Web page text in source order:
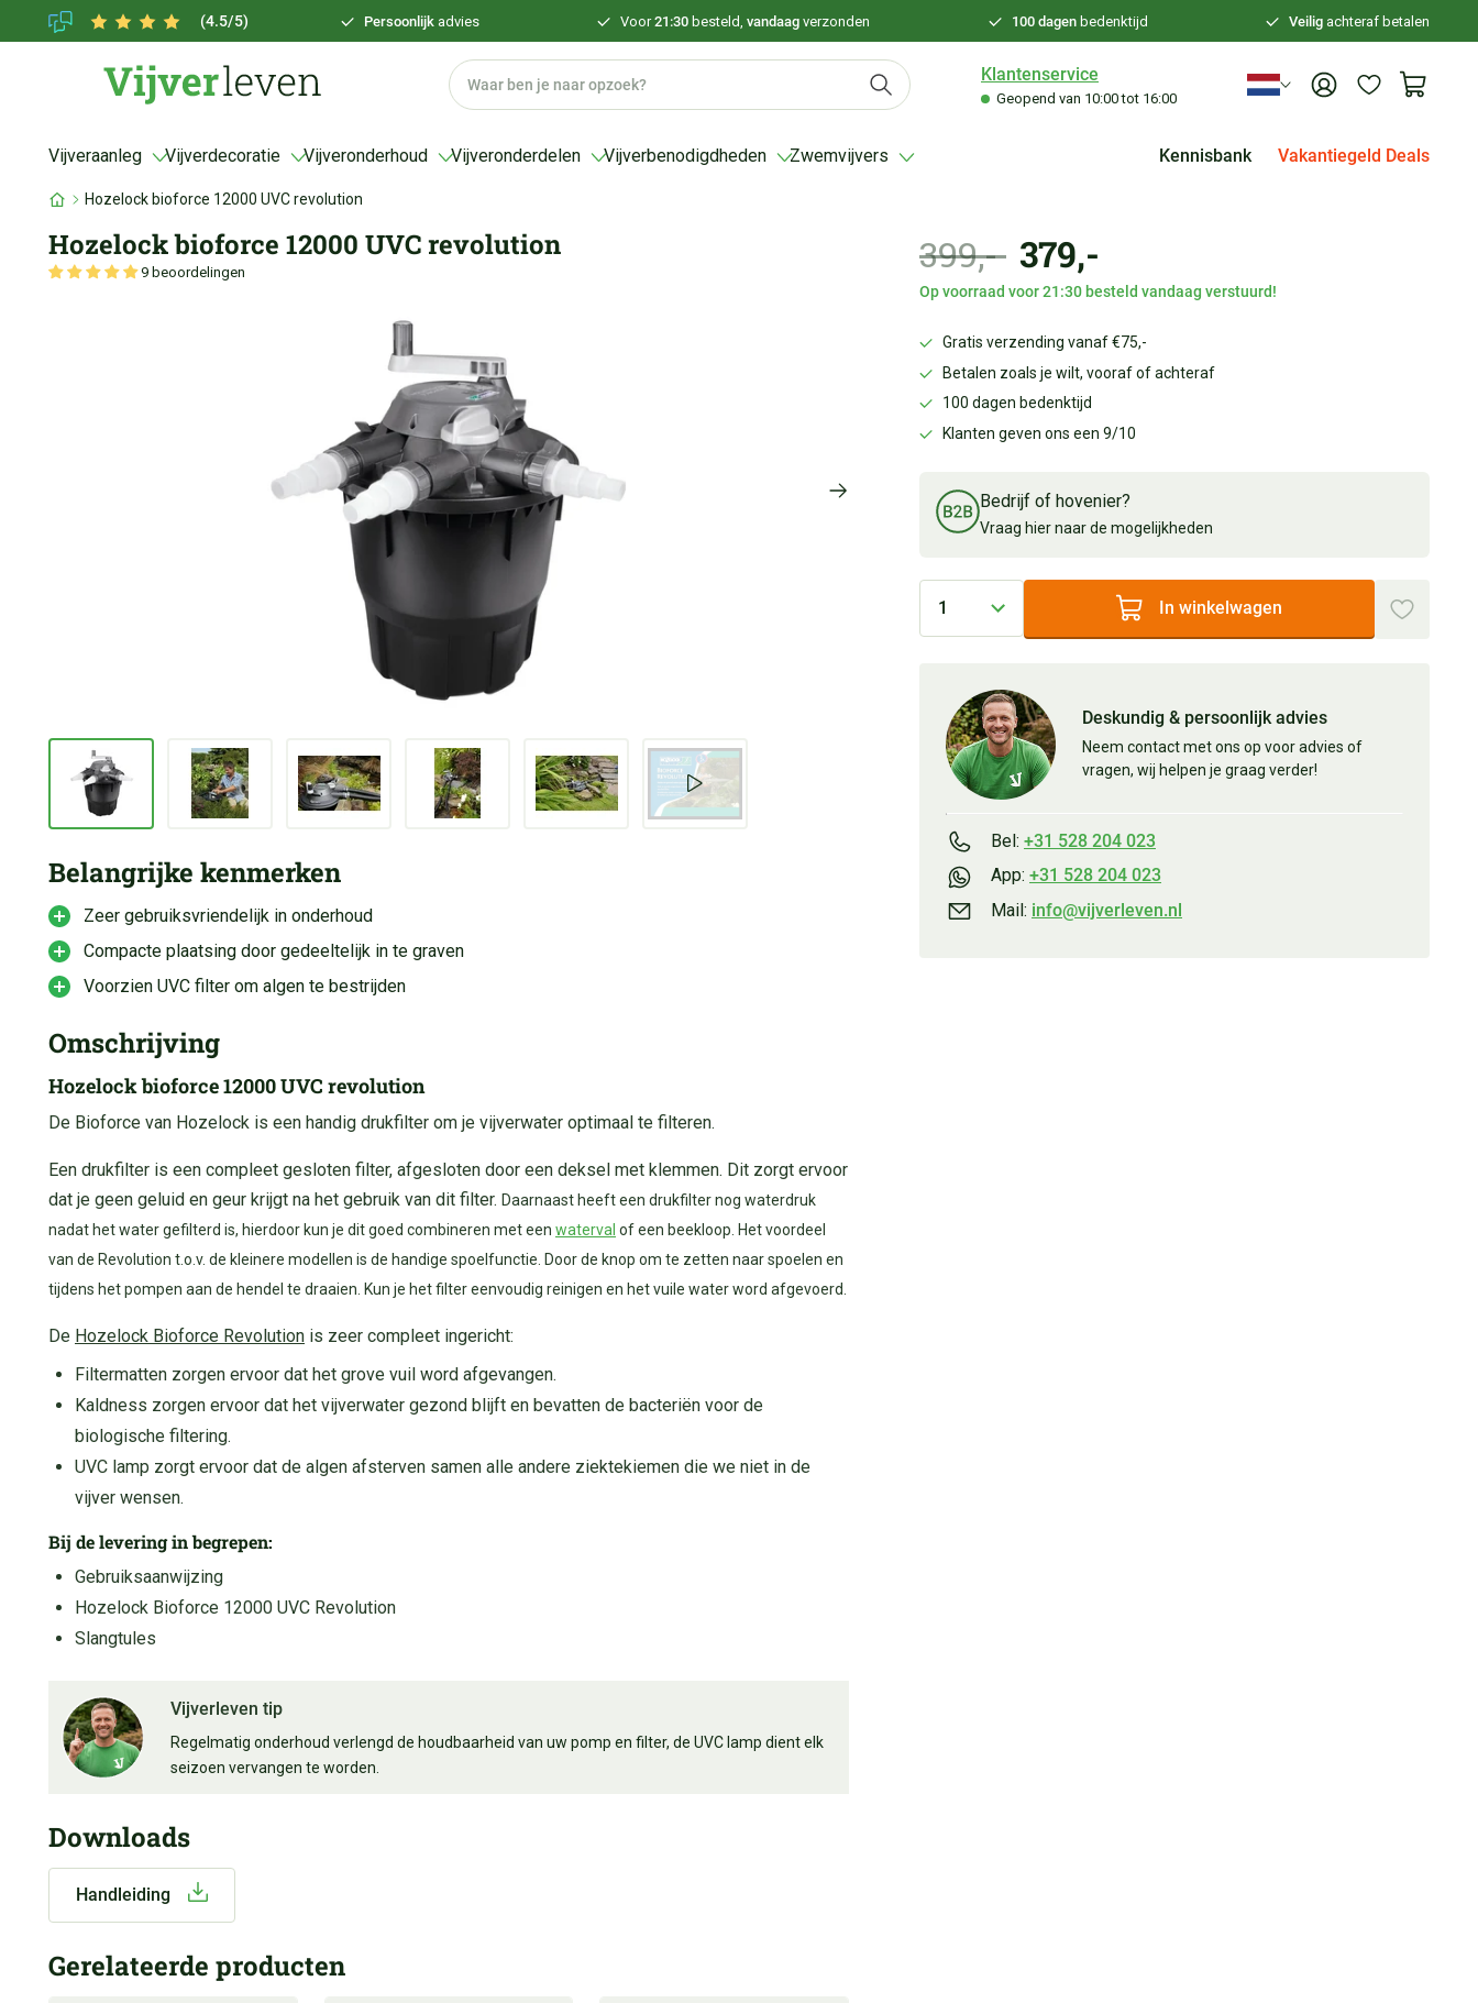
(4.5/5) Persoonlijk advies Voor21:30 besteld,vandaagverzonden 100 dagenbedenktijd Veiligachteraf betalen
Klantenservice
Geopend van 10:00 tot 16:00
Vijveraanleg Vijverdecoratie Vijveronderhoud Vijveronderdelen Vijverbenodigdheden Zwemvijvers Kennisbank Vakantiegeld Deals
Hozelock bioforce 12000 UVC revolution
Hozelock bioforce 12000 UVC revolution
9 beoordelingen 399,- 379,-
Op voorraad voor 21:30 besteld vandaag verstuurd!
Gratis verzending vanaf €75,-
Betalen zoals je wilt, vooraf of achteraf
100 dagen bedenktijd
Klanten geven ons een 9/10
Bedrijf of hovenier?
Vraag hier naar de mogelijkheden
In winkelwagen
Deskundig & persoonlijk advies
Neem contact met ons op voor advies of
vragen, wij helpen je graag verder!
Bel: +31 528 204 023
App: +31 528 204 023
Mail: info@vijverleven.nl
Belangrijke kenmerken
Zeer gebruiksvriendelijk in onderhoud
Compacte plaatsing door gedeeltelijk in te graven
Voorzien UVC filter om algen te bestrijden
Omschrijving
Hozelock bioforce 12000 UVC revolution
De Bioforce van Hozelock is een handig drukfilter om je vijverwater optimaal te filteren.
Een drukfilter is een compleet gesloten filter, afgesloten door een deksel met klemmen. Dit zorgt ervoor
dat je geen geluid en geur krijgt na het gebruik van dit filter. Daarnaast heeft een drukfilter nog waterdruk
nadat het water gefilterd is, hierdoor kun je dit goed combineren met een waterval of een beekloop. Het voordeel
van de Revolution t.o.v. de kleinere modellen is de handige spoelfunctie. Door de knop om te zetten naar spoelen en
tijdens het pompen aan de hendel te draaien. Kun je het filter eenvoudig reinigen en het vuile water word afgevoerd.
De Hozelock Bioforce Revolution is zeer compleet ingericht:
Filtermatten zorgen ervoor dat het grove vuil word afgevangen.
Kaldness zorgen ervoor dat het vijverwater gezond blijft en bevatten de bacteriën voor de
biologische filtering.
UVC lamp zorgt ervoor dat de algen afsterven samen alle andere ziektekiemen die we niet in de
vijver wensen.
Bij de levering in begrepen:
Gebruiksaanwijzing
Hozelock Bioforce 12000 UVC Revolution
Slangtules
Vijverleven tip
Regelmatig onderhoud verlengd de houdbaarheid van uw pomp en filter, de UVC lamp dient elk
seizoen vervangen te worden.
Downloads
Handleiding
Gerelateerde producten